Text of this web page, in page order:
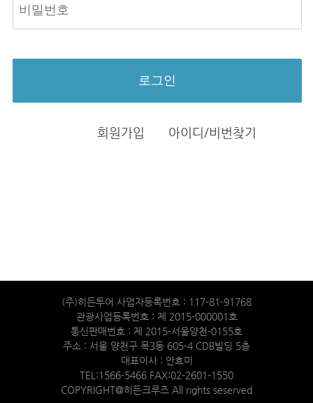
로그인
회원가입 아이디/비번찾기
(주)히든투어 사업자등록번호 : 117-81-91768
관광사업등록번호 : 제 2015-000001호
통신판매번호 : 제 2015-서울양천-0155호
주소 : 서울 양천구 목3동 605-4 CDB빌딩 5층
대표이사 : 안효미
TEL:1566-5466 FAX:02-2601-1550
COPYRIGHT@히든크루즈 All rights seserved